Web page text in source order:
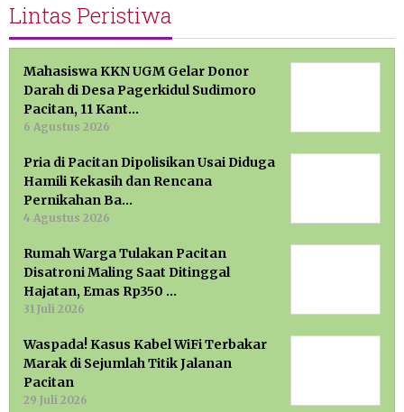
Lintas Peristiwa
Mahasiswa KKN UGM Gelar Donor
Darah di Desa Pagerkidul Sudimoro
Pacitan, 11 Kant…
6 Agustus 2026
Pria di Pacitan Dipolisikan Usai Diduga
Hamili Kekasih dan Rencana
Pernikahan Ba…
4 Agustus 2026
Rumah Warga Tulakan Pacitan
Disatroni Maling Saat Ditinggal
Hajatan, Emas Rp350 …
31 Juli 2026
Waspada! Kasus Kabel WiFi Terbakar
Marak di Sejumlah Titik Jalanan
Pacitan
29 Juli 2026